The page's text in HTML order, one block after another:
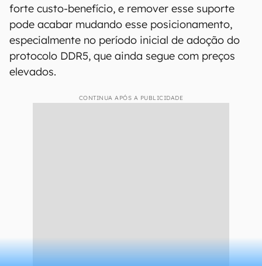
forte custo-benefício, e remover esse suporte
pode acabar mudando esse posicionamento,
especialmente no período inicial de adoção do
protocolo DDR5, que ainda segue com preços
elevados.
CONTINUA APÓS A PUBLICIDADE